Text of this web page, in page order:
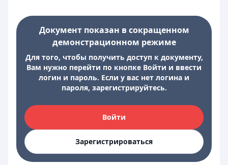
Документ показан в сокращенном
демонстрационном режиме
Для того, чтобы получить доступ к документу,
Вам нужно перейти по кнопке Войти и ввести
логин и пароль. Если у вас нет логина и
пароля, зарегистрируйтесь.
Войти
Зарегистрироваться